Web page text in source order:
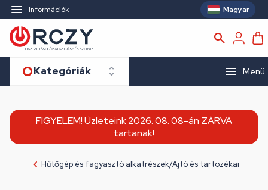
Információk Magyar
Kategóriák Menü
FIGYELEM! Üzleteink 2026. 08. 08-án ZÁRVA
tartanak!
Hűtőgép és fagyasztó alkatrészek/Ajtó és tartozékai